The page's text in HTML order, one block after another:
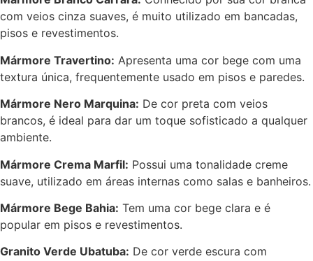
com veios cinza suaves, é muito utilizado em bancadas,
pisos e revestimentos.
Mármore Travertino: Apresenta uma cor bege com uma
textura única, frequentemente usado em pisos e paredes.
Mármore Nero Marquina: De cor preta com veios
brancos, é ideal para dar um toque sofisticado a qualquer
ambiente.
Mármore Crema Marfil: Possui uma tonalidade creme
suave, utilizado em áreas internas como salas e banheiros.
Mármore Bege Bahia: Tem uma cor bege clara e é
popular em pisos e revestimentos.
Granito Verde Ubatuba: De cor verde escura com